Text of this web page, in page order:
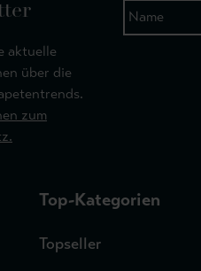
aktuelle
über die
zum
Top-Kategorien
Topseller